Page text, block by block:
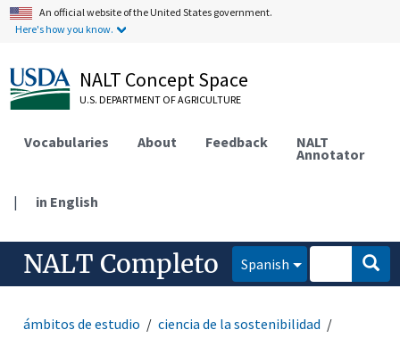
An official website of the United States government.
Here's how you know.
NALT Concept Space
U.S. DEPARTMENT OF AGRICULTURE
Vocabularies About Feedback NALT
Annotator
| in English
NALT Completo Spanish
ámbitos de estudio
ciencia de la sostenibilidad